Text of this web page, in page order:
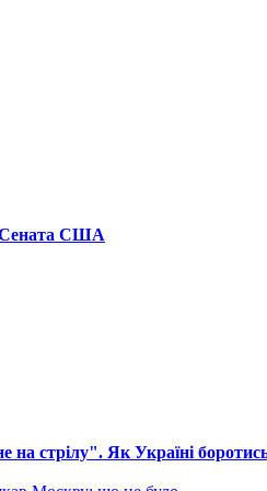
Сената США
стрілу". Як Україні